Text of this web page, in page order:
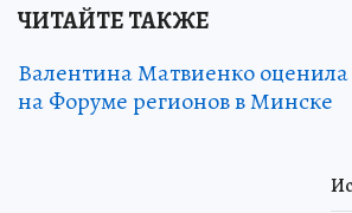
ЧИТАЙТЕ ТАКЖЕ
Валентина Матвиенко
на Форуме регионов в Минске